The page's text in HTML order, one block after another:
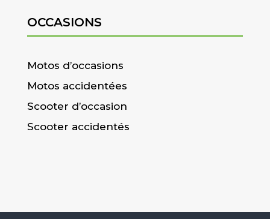
OCCASIONS
Motos d’occasions
Motos accidentées
Scooter d’occasion
Scooter accidentés